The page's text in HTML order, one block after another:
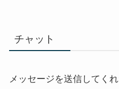
チャット
メッセージを送信してく